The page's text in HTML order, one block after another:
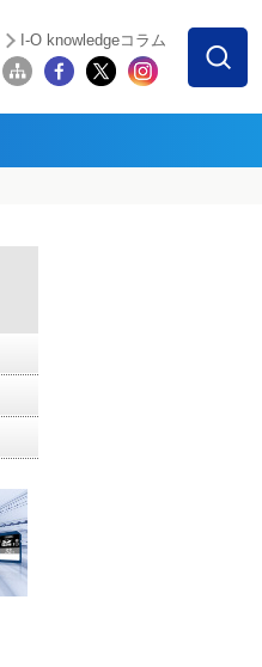
I-O knowledgeコラム